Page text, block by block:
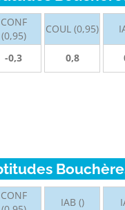
CONF
(0,95)
-0,3
COUL (0,95)
0,8
CONF
IAB ()